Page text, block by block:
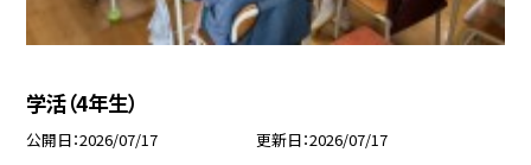
学活（4年生）
公開日 2026/07/17 更新日 2026/07/17